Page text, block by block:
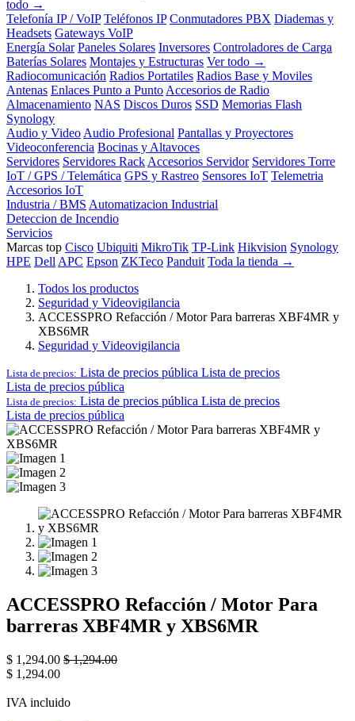
todo →
Telefonía IP / VoIP Teléfonos IP Conmutadores PBX Diademas y
Headsets Gateways VoIP
Energía Solar Paneles Solares Inversores Controladores de Carga
Baterías Solares Montajes y Estructuras Ver todo →
Radiocomunicación Radios Portatiles Radios Base y Moviles
Antenas Enlaces Punto a Punto Accesorios de Radio
Almacenamiento NAS Discos Duros SSD Memorias Flash
Synology
Audio y Video Audio Profesional Pantallas y Proyectores
Videoconferencia Bocinas y Altavoces
Servidores Servidores Rack Accesorios Servidor Servidores Torre
IoT / GPS / Telemática GPS y Rastreo Sensores IoT Telemetria
Accesorios IoT
Industria / BMS Automatizacion Industrial
Deteccion de Incendio
Servicios
Marcas top Cisco Ubiquiti MikroTik TP-Link Hikvision Synology
HPE Dell APC Epson ZKTeco Panduit Toda la tienda →
Todos los productos
Seguridad y Videovigilancia
ACCESSPRO Refacción / Motor Para barreras XBF4MR y
XBS6MR
Seguridad y Videovigilancia
Lista de precios: Lista de precios pública Lista de precios
Lista de precios pública
Lista de precios: Lista de precios pública Lista de precios
Lista de precios pública
ACCESSPRO Refacción / Motor Para
barreras XBF4MR y XBS6MR
$ 1,294.00 $1,294.00
$ 1,294.00
IVA incluido